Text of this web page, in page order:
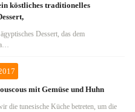
köstliches traditionelles
Dessert, das dem
mit Gemüse und Huhn
die tunesische Küche betreten, um die